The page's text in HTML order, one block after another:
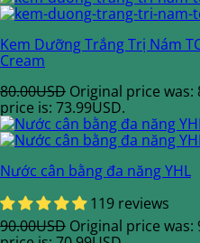
Kem Dưỡng Trắng Trị Nám
Cream
80.00USD Original price was:
price is: 73.99USD.
Nước cân bằng đa năng YHL
119 reviews
90.00USD Original price was: